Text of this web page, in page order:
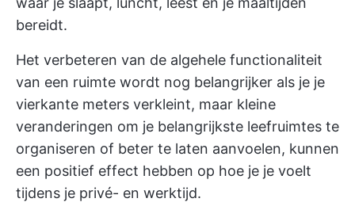
bereidt.
Het verbeteren van de algehele functionaliteit
van een ruimte wordt nog belangrijker als je je
vierkante meters verkleint, maar kleine
veranderingen om je belangrijkste leefruimtes te
organiseren of beter te laten aanvoelen, kunnen
een positief effect hebben op hoe je je voelt
tijdens je privé- en werktijd.